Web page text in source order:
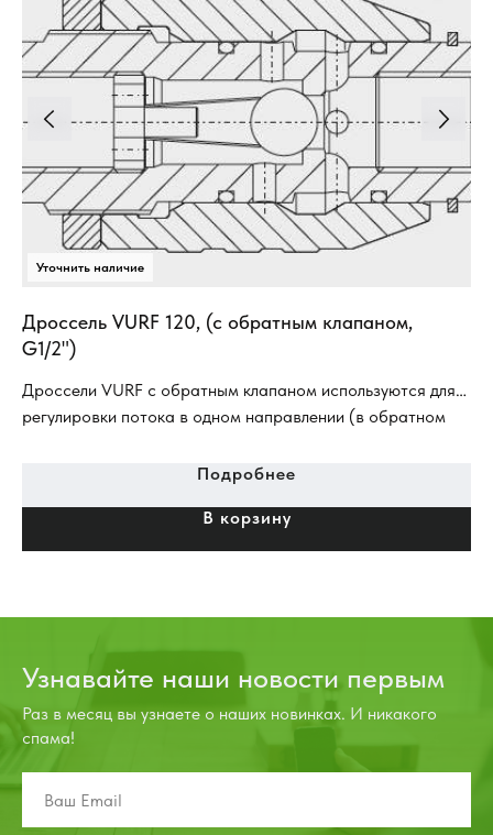
Дроссель VURF 120, (с обратным клапаном,
G1/2")
Дроссели VURF с обратным клапаном используются для
регулировки потока в одном направлении (в обратном
Подробнее
В корзину
Узнавайте наши новости первым
Раз в месяц вы узнаете о наших новинках. И никакого
спама!